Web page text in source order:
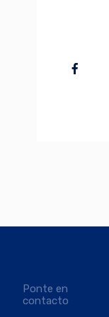
Ponte en
contacto